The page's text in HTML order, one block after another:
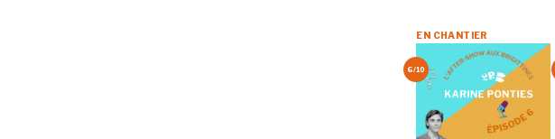
6/10
EN CHANTIER